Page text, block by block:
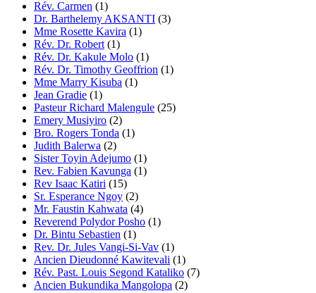
Rév. Carmen (1)
Dr. Barthelemy AKSANTI (3)
Mme Rosette Kavira (1)
Rév. Dr. Robert (1)
Rév. Dr. Kakule Molo (1)
Rév. Dr. Timothy Geoffrion (1)
Mme Marry Kisuba (1)
Jean Gradie (1)
Pasteur Richard Malengule (25)
Emery Musiyiro (2)
Bro. Rogers Tonda (1)
Judith Balerwa (2)
Sister Toyin Adejumo (1)
Rev. Fabien Kavunga (1)
Rev Isaac Katiri (15)
Sr. Esperance Ngoy (2)
Mr. Faustin Kahwata (4)
Reverend Polydor Posho (1)
Dr. Bintu Sebastien (1)
Rev. Dr. Jules Vangi-Si-Vav (1)
Ancien Dieudonné Kawitevali (1)
Rév. Past. Louis Segond Kataliko (7)
Ancien Bukundika Mangolopa (2)